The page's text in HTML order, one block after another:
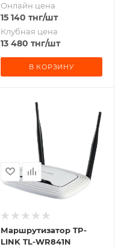
Онлайн цена
15 140 тнг/шт
Клубная цена
13 480 тнг/шт
В КОРЗИНУ
Маршрутизатор TP-
LINK TL-WR841N